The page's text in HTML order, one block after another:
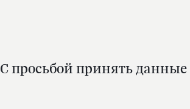
С просьбой принять